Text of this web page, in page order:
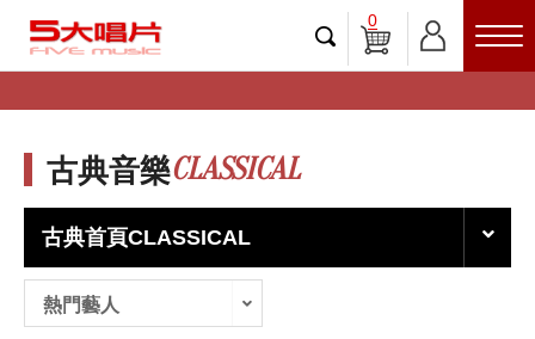
0
古典音樂CLASSICAL
古典首頁CLASSICAL
熱門藝人